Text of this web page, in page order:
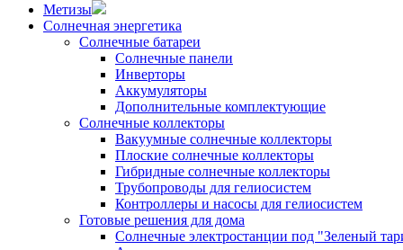
Метизы
Солнечная энергетика
Солнечные батареи
Солнечные панели
Инверторы
Аккумуляторы
Дополнительные комплектующие
Солнечные коллекторы
Вакуумные солнечные коллекторы
Плоские солнечные коллекторы
Гибридные солнечные коллекторы
Трубопроводы для гелиосистем
Контроллеры и насосы для гелиосистем
Готовые решения для дома
Солнечные электростанции под "Зеленый